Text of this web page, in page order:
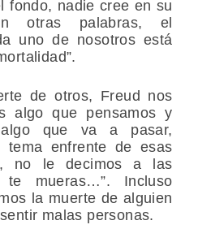
nadie cree en su
otras palabras, el
uno de nosotros está
de otros, Freud nos
algo que pensamos y
que va a pasar,
tema enfrente de esas
no le decimos a las
te mueras…”. Incluso
la muerte de alguien
malas personas.